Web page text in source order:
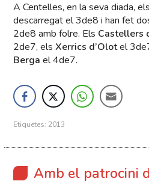
A Centelles, en la seva diada, els
descarregat el 3de8 i han fet
2de8 amb folre. Els Castellers
2de7, elsXerrics d’Olotel
Berga el 4de7.
Etiquetes: 2013
Amb el patrocini